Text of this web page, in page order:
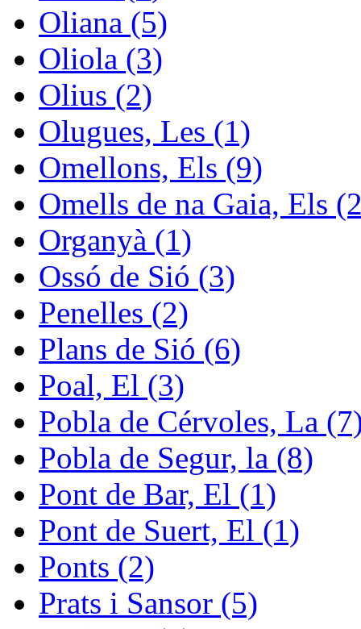
Oliana (5)
Oliola (3)
Olius (2)
Olugues, Les (1)
Omellons, Els (9)
Omells de na Gaia, Els
Organyà (1)
Ossó de Sió (3)
Penelles (2)
Plans de Sió (6)
Poal, El (3)
Pobla de Cérvoles, La
Pobla de Segur, la (8)
Pont de Bar, El (1)
Pont de Suert, El (1)
Ponts (2)
Prats i Sansor (5)